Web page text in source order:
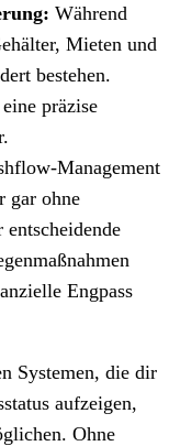
Während
Mieten und
bestehen.
präzise
Management
gar ohne
Engpass
Systemen, die dir
aufzeigen,
Ohne